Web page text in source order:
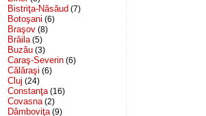
Bistriţa-Năsăud (7)
Botoşani (6)
Braşov (8)
Brăila (5)
Buzău (3)
Caraş-Severin (6)
Călăraşi (6)
Cluj (24)
Constanţa (16)
Covasna (2)
Dâmboviţa (9)